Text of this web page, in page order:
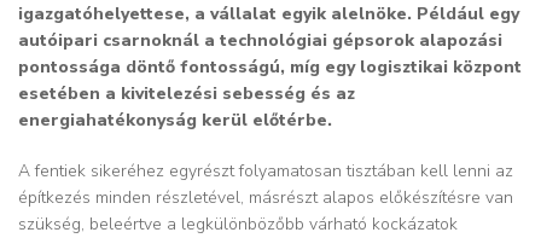
igazgatóhelyettese, a vállalat egyik alelnöke. Például egy
autóipari csarnoknál a technológiai gépsorok alapozási
pontossága döntő fontosságú, míg egy logisztikai központ
esetében a kivitelezési sebesség és az
energiahatékonyság kerül előtérbe.
A fentiek sikeréhez egyrészt folyamatosan tisztában kell lenni az
építkezés minden részletével, másrészt alapos előkészítésre van
szükség, beleértve a legkülönbözőbb várható kockázatok